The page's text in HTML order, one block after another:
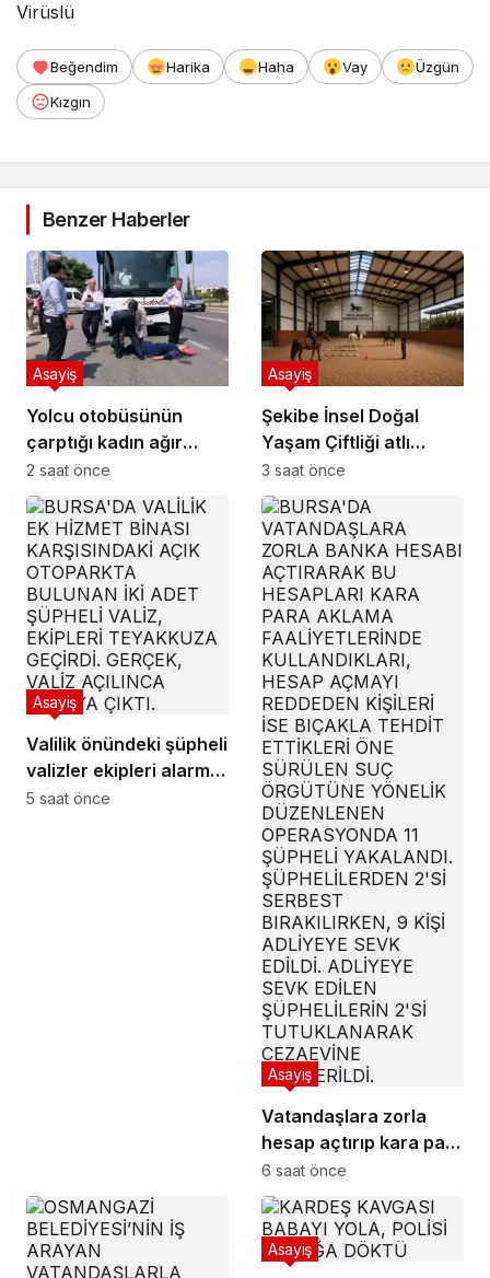
Virüslü
Beğendim Harika Haha Vay
Üzgün
Kızgın
Benzer Haberler
Yolcu otobüsünün
çarptığı kadın ağır
yaralandı
Asayiş
2 saat önce
Şekibe İnsel Doğal
Yaşam Çiftliği atlı
binicilik merkezi oluyor
Asayiş
3 saat önce
Valilik önündeki şüpheli
valizler ekipleri alarma
geçirdi.. Gerçek
Asayiş
5 saat önce
Vatandaşlara zorla
hesap açtırıp kara para
aklayan şahıslara
baskın
Asayiş
6 saat önce
Asayiş